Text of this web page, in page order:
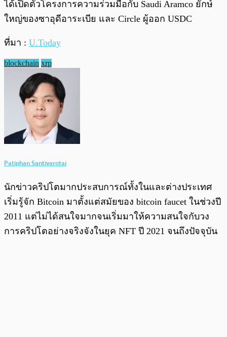
ได้เปิดตัวโครงการความร่วมมือกับ Saudi Aramco ยักษ์
ใหญ่ของซาอุดีอาระเบีย และ Circle ผู้ออก USDC
ที่มา : U.Today
blockchain xrp
Patiphan Santivarotai
นักข่าวคริปโตมากประสบการณ์ทั้งในและต่างประเทศ
เริ่มรู้จัก Bitcoin มาตั้งแต่สมัยของ bitcoin faucet ในช่วงปี
2011 แต่ไม่ได้สนใจมากจนเริ่มมาให้ความสนใจกับวง
การคริปโตอย่างจริงจังในยุค NFT ปี 2021 จนถึงปัจจุบัน